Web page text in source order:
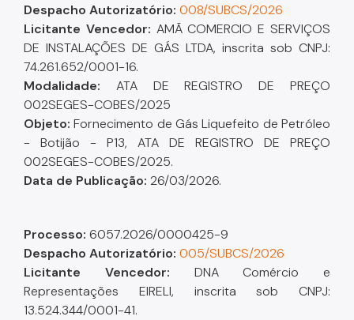
Despacho Autorizatório: 008/SUBCS/2026
Licitante Vencedor: AMÃ COMERCIO E SERVIÇOS
DE INSTALAÇÕES DE GÁS LTDA, inscrita sob CNPJ:
74.261.652/0001-16.
Modalidade: ATA DE REGISTRO DE PREÇO
002SEGES-COBES/2025
Objeto:Fornecimento de Gás Liquefeito de Petróleo
- Botijão - P13, ATA DE REGISTRO DE PREÇO
002SEGES-COBES/2025.
Data de Publicação: 26/03/2026.
Processo: 6057.2026/0000425-9
Despacho Autorizatório: 005/SUBCS/2026
Licitante Vencedor: DNA Comércio e
Representações EIRELI, inscrita sob CNPJ:
13.524.344/0001-41.